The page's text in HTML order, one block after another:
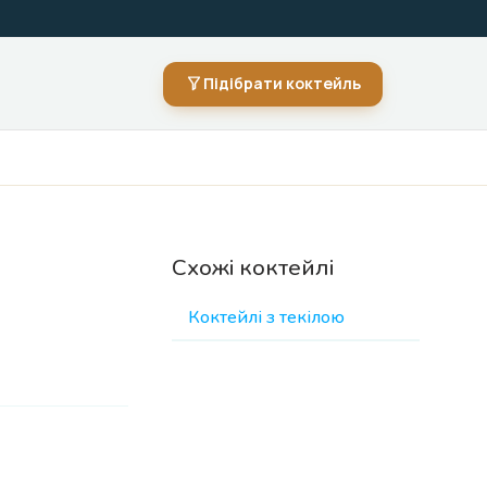
Підібрати коктейль
Схожі коктейлі
Коктейлі з текілою